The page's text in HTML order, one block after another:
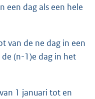
een dag als een hele
van de ne dag in een
(n-1)e dag in het
1 januari tot en